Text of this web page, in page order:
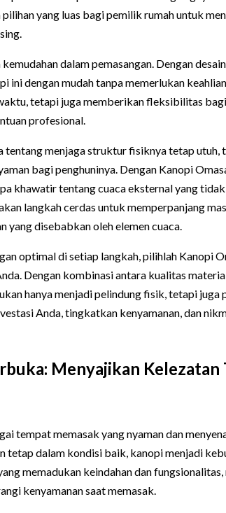
yang luas bagi pemilik rumah untuk
dalam pemasangan. Dengan
ini dengan mudah tanpa memerlukan
tetapi juga memberikan fleksibilitas
profesional.
tentang menjaga struktur fisiknya tetap utuh,
bagi penghuninya. Dengan Kanopi
khawatir tentang cuaca eksternal yang
langkah cerdas untuk memperpanjang
yang disebabkan oleh elemen cuaca.
optimal di setiap langkah, pilihlah Kanopi
Dengan kombinasi antara kualitas
hanya menjadi pelindung fisik, tetapi juga
Anda, tingkatkan kenyamanan, dan
Menyajikan Kelezatan
tempat memasak yang nyaman dan
tetap dalam kondisi baik, kanopi menjadi
memadukan keindahan dan
kenyamanan saat memasak.